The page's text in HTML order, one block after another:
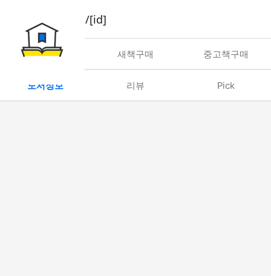
book/rent/[id]
대여 새책구매 중고책구매
도서정보 리뷰 Pick